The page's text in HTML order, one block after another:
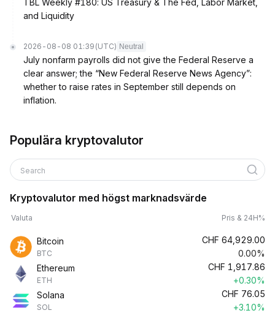
TBL Weekly #180: US Treasury & The Fed, Labor Market,
and Liquidity
2026-08-08 01:39 (UTC) Neutral
July nonfarm payrolls did not give the Federal Reserve a
clear answer; the “New Federal Reserve News Agency”:
whether to raise rates in September still depends on
inflation.
Populära kryptovalutor
Search
Kryptovalutor med högst marknadsvärde
Valuta Pris & 24H%
Bitcoin
BTC
CHF 64,929.00
0.00%
Ethereum
ETH
CHF 1,917.86
+0.30%
Solana
SOL
CHF 76.05
+3.10%